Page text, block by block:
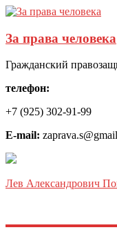
За права человека
Гражданский
телефон:
+7 (925) 302-91-99
E-mail:
Лев Александрович